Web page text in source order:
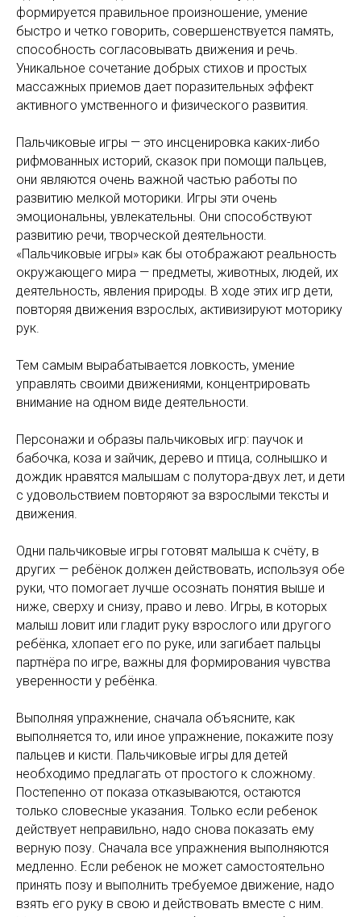
формируется правильное произношение, умение
быстро и четко говорить, совершенствуется память,
способность согласовывать движения и речь.
Уникальное сочетание добрых стихов и простых
массажных приемов дает поразительных эффект
активного умственного и физического развития.
Пальчиковые игры — это инсценировка каких-либо
рифмованных историй, сказок при помощи пальцев,
они являются очень важной частью работы по
развитию мелкой моторики. Игры эти очень
эмоциональны, увлекательны. Они способствуют
развитию речи, творческой деятельности.
«Пальчиковые игры» как бы отображают реальность
окружающего мира — предметы, животных, людей, их
деятельность, явления природы. В ходе этих игр дети,
повторяя движения взрослых, активизируют моторику
рук.
Тем самым вырабатывается ловкость, умение
управлять своими движениями, концентрировать
внимание на одном виде деятельности.
Персонажи и образы пальчиковых игр: паучок и
бабочка, коза и зайчик, дерево и птица, солнышко и
дождик нравятся малышам с полутора-двух лет, и дети
с удовольствием повторяют за взрослыми тексты и
движения.
Одни пальчиковые игры готовят малыша к счёту, в
других — ребёнок должен действовать, используя обе
руки, что помогает лучше осознать понятия выше и
ниже, сверху и снизу, право и лево. Игры, в которых
малыш ловит или гладит руку взрослого или другого
ребёнка, хлопает его по руке, или загибает пальцы
партнёра по игре, важны для формирования чувства
уверенности у ребёнка.
Выполняя упражнение, сначала объясните, как
выполняется то, или иное упражнение, покажите позу
пальцев и кисти. Пальчиковые игры для детей
необходимо предлагать от простого к сложному.
Постепенно от показа отказываются, остаются
только словесные указания. Только если ребенок
действует неправильно, надо снова показать ему
верную позу. Сначала все упражнения выполняются
медленно. Если ребенок не может самостоятельно
принять позу и выполнить требуемое движение, надо
взять его руку в свою и действовать вместе с ним.